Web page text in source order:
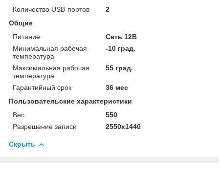
Количество USB-портов
2
Общие
Питание
Сеть 12В
Минимальная рабочая
температура
-10 град.
Максимальная рабочая
температура
55 град.
Гарантийный срок
36 мес
Пользовательские характеристики
Вес
550
Разрешение записи
2550x1440
Скрыть